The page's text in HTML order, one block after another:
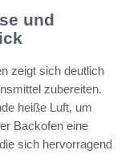
und
zeigt sich deutlich
zubereiten.
heiße Luft, um
Backofen eine
sich hervorragend